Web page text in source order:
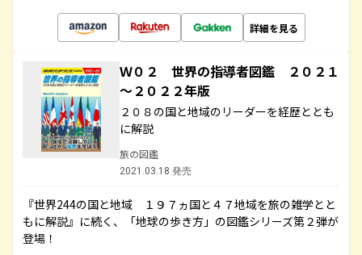
詳細を見る
Ｗ０２ 世界の指導者図鑑 ２０２１
～２０２２年版
２０８の国と地域のリーダーを経歴ととも
に解説
旅の図鑑
2021.03.18 発売
『世界244の国と地域 １９７ヵ国と４７地域を旅の雑学とと
もに解説』に続く、「地球の歩き方」の図鑑シリーズ第２弾が
登場！